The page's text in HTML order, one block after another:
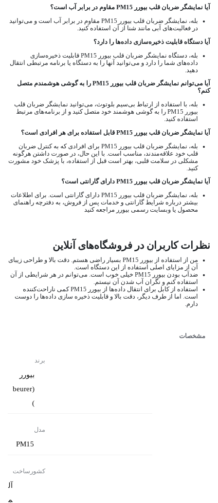
آیا نمایشگر ضربان قلب بیورر PM15 مقاوم در برابر آب است؟
بله، نمایشگر ضربان قلب بیورر PM15 مقاوم در برابر آب است و می‌توانید
در فعالیت‌های آبی مانند شنا از آن استفاده کنید.
آیا دستگاه قابلیت ذخیره‌سازی داده‌ها را دارد؟
بله، دستگاه نمایشگر ضربان قلب بیورر PM15 قابلیت ذخیره‌سازی
داده‌های شما را دارد و می‌توانید آنها را به دستگاه یا برنامه مرتبطی انتقال
دهید.
آیا می‌توانم نمایشگر ضربان قلب بیورر PM15 را به گوشی هوشمندم متصل
کنم؟
بله، با استفاده از ارتباط بی‌سیم بلوتوث، می‌توانید نمایشگر ضربان قلب
بیورر PM15 را به گوشی هوشمند خود متصل کنید و از برنامه‌های مرتبط
استفاده کنید.
آیا نمایشگر ضربان قلب بیورر PM15 قابل استفاده برای هر افرادی است؟
بله، نمایشگر ضربان قلب بیورر PM15 برای افرادی که به کنترل ضربان
قلب خود علاقه‌مندند، مناسب است. با این حال، در صورت داشتن هرگونه
مشکلی در سلامت قلبی، بهتر است قبل از استفاده، با پزشک خود مشورت
کنید.
آیا نمایشگر ضربان قلب بیورر PM15 دارای گارانتی است؟
بله، نمایشگر ضربان قلب بیورر PM15 دارای گارانتی است. برای اطلاعات
بیشتر درباره شرایط گارانتی و خدمات پس از فروش، به دفترچه راهنمای
محصول یا وبسایت رسمی بیورر مراجعه کنید
نظرات کاربران در فروشگاه‌های آنلاین
من از استفاده از بیورر PM15 بسیار راضی هستم. دقت بالا و طراحی زیبای
آن از مزایای اصلی استفاده از این دستگاه است.
ضدآب بودن بیورر PM15 خیلی خوب است. می‌توانم در هر شرایطی از آن
استفاده کنم و نگران آب شدن آن نیستم.
استفاده از کابل برای انتقال داده‌ها از بیورر PM15 کمی ناراحت‌کننده
است. اما از طرف دیگر، دقت بالا و قابلیت ذخیره سازی داده‌ها را دوست
دارم.
مشخصات
برند
بیورر
(beurer
)
مدل
PM15
کشورساخت
آل
م